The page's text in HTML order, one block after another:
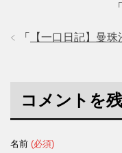
「
「 【一口日記】曼珠
コメントを
名前 (必須)